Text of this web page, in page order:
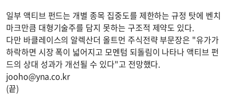
일부 액티브 펀드는 개별 종목 집중도를 제한하는 규정 탓에 벤치
마크만큼 대형기술주를 담지 못하는 구조적 제약도 있다.
다만 바클레이스의 알렉산더 올트먼 주식전략 부문장은 "유가가
하락하면 시장 폭이 넓어지고 모멘텀 되돌림이 나타나 액티브 펀
드의 상대 성과가 개선될 수 있다"고 전망했다.
jooho@yna.co.kr
(끝)